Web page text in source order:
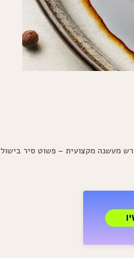
מעשנה מקצועית – פשוט סיר בישול